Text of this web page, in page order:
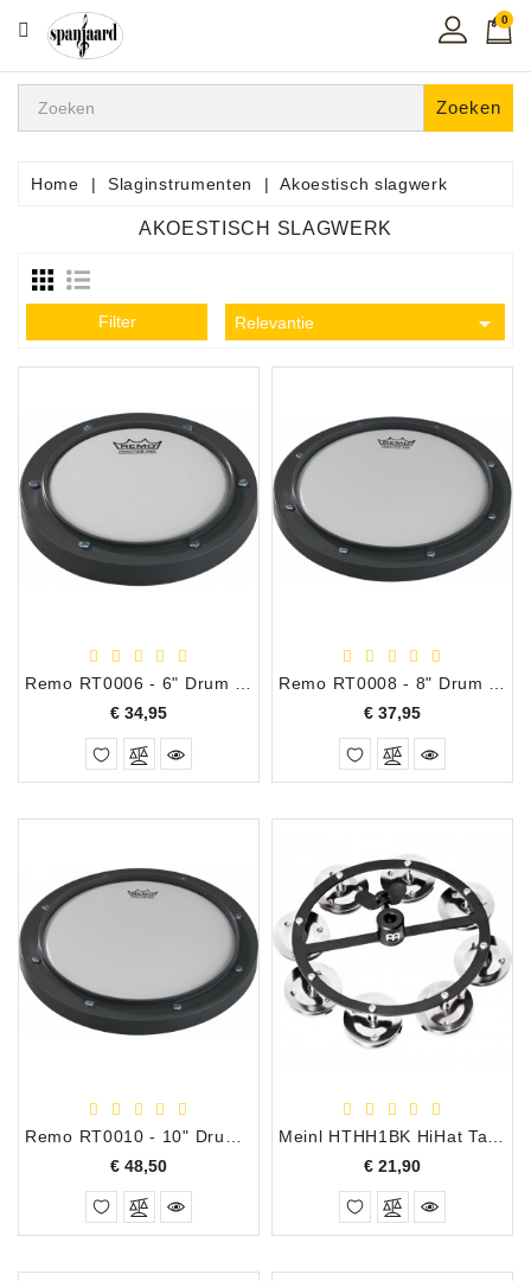
CATEGORIE
Home
In
Toetsen
Instrumenten
Hifi
Snaarinstrumenten
Pro
Audio
Apparatuur
Blaasinstrumenten
Microfoons
Instrumenten
Celtic
Instruments
Shop
Bladmuziek
MODELLEN
OPRUIMING
0
Zoeken
Home Slaginstrumenten Akoestisch slagwerk
AKOESTISCH SLAGWERK
Filter Relevantie 
Remo RT0006 - 6" Drum Oefenpad
€ 34,95Prijs
Remo RT0008 - 8" Drum Oefenpad
€ 37,95Prijs
€ 48,50Prijs
€ 21,90Prijs